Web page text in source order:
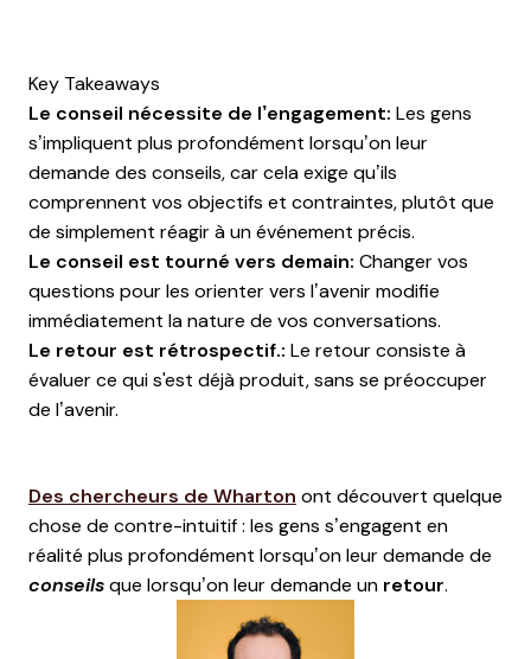
Key Takeaways
Le conseil nécessite de l’engagement: Les gens
s’impliquent plus profondément lorsqu’on leur
demande des conseils, car cela exige qu’ils
comprennent vos objectifs et contraintes, plutôt que
de simplement réagir à un événement précis.
Le conseil est tourné vers demain: Changer vos
questions pour les orienter vers l’avenir modifie
immédiatement la nature de vos conversations.
Le retour est rétrospectif.: Le retour consiste à
évaluer ce qui s'est déjà produit, sans se préoccuper
de l’avenir.
Des chercheurs de Wharton ont découvert quelque
chose de contre-intuitif : les gens s’engagent en
réalité plus profondément lorsqu’on leur demande de
conseils que lorsqu’on leur demande un retour.